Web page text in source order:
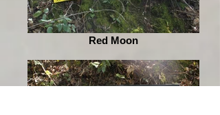
Red Moon